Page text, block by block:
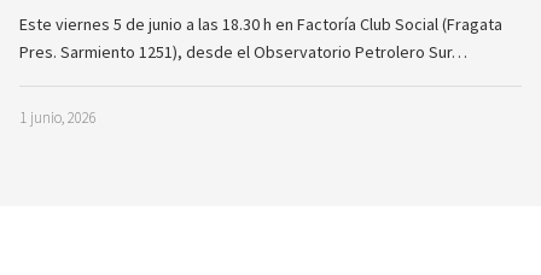
Este viernes 5 de junio a las 18.30 h en Factoría Club Social (Fragata
Pres. Sarmiento 1251), desde el Observatorio Petrolero Sur…
1 junio, 2026